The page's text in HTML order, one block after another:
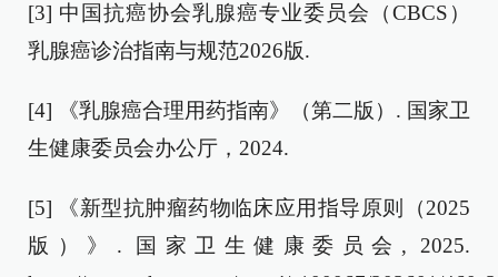
[3] 中国抗癌协会乳腺癌专业委员会（CBCS）
乳腺癌诊治指南与规范2026版.
[4] 《乳腺癌合理用药指南》（第二版）. 国家卫
生健康委员会办公厅，2024.
[5] 《新型抗肿瘤药物临床应用指导原则（2025
版）》. 国家卫生健康委员会, 2025.